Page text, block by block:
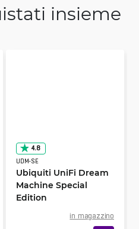
insieme
4.8
UDM-SE
Ubiquiti UniFi Dream
Machine Special
Edition
in magazzino